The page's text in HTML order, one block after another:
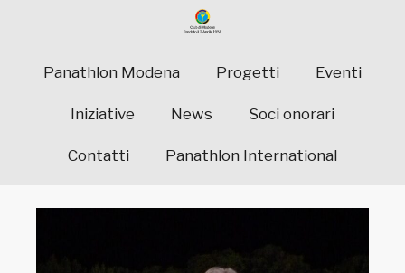
Panathlon Modena Progetti Eventi
Iniziative News Soci onorari
Contatti Panathlon International